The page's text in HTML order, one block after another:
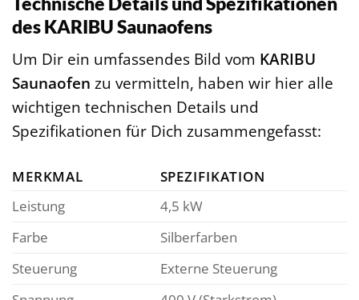
des KARIBU Saunaofens
Um Dir ein umfassendes Bild vom KARIBU
Saunaofen zu vermitteln, haben wir hier alle
wichtigen technischen Details und
Spezifikationen für Dich zusammengefasst:
MERKMAL
SPEZIFIKATION
Leistung
4,5 kW
Farbe
Silberfarben
Steuerung
Externe Steuerung